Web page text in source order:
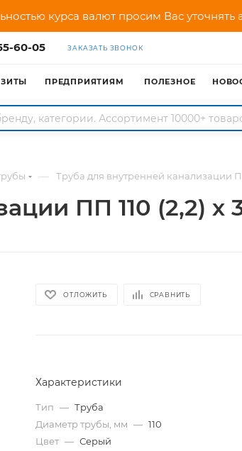
курса валют просим Вас
60-05 ЗАКАЗАТЬ ЗВОНОК
ПРЕДПРИЯТИЯМ ПОЛЕЗНОЕ
— Труба для внутренней канализации
ПП 110 (2,2)
ОТЛОЖИТЬ СРАВНИТЬ
Характеристики
Тип — Труба
Диаметр трубы, мм — 110
Цвет — Серый